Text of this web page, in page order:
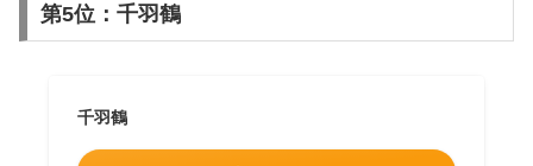
第5位：千羽鶴
千羽鶴